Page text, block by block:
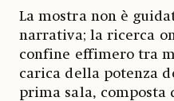
La mostra non è
narrativa; la ricerca
confine effimero tra
carica della potenza
prima sala,